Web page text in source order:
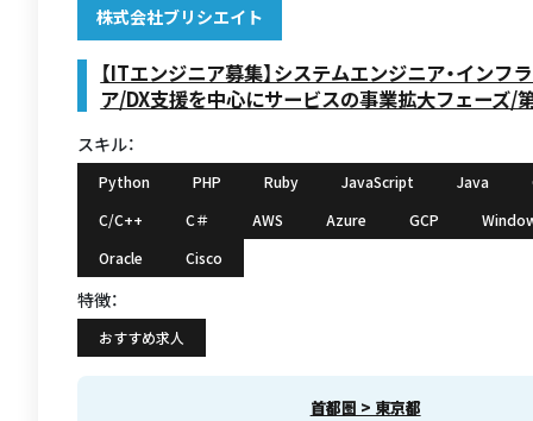
株式会社ブリシエイト
【ITエンジニア募集】システムエンジニア・インフ
ア/DX支援を中心にサービスの事業拡大フェーズ/
スキル：
Python PHP Ruby JavaScript Java
C/C++
C＃ AWS Azure GCP
Oracle
Cisco
特徴：
おすすめ求人
首都圏 > 東京都